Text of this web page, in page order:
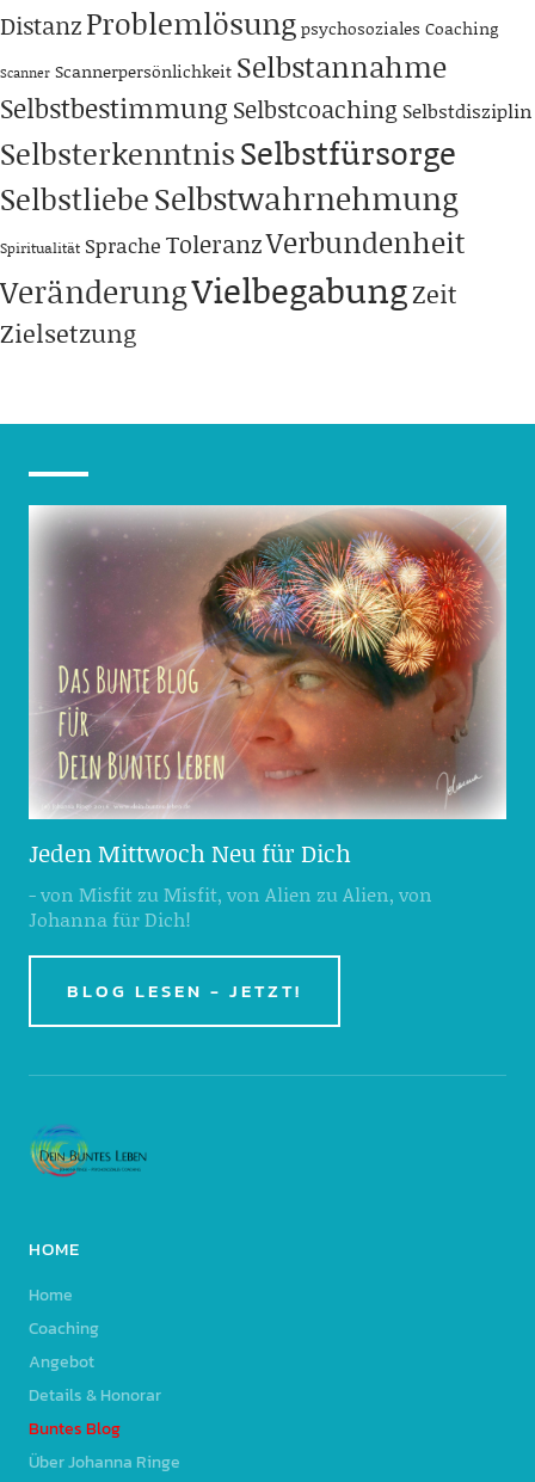
DistanzProblemlösungpsychosoziales Coaching
Scanner Scannerpersönlichkeit Selbstannahme
Selbstbestimmung Selbstcoaching Selbstdisziplin
SelbsterkenntnisSelbstfürsorge
SelbstliebeSelbstwahrnehmung
Spiritualität Sprache ToleranzVerbundenheit
VeränderungVielbegabungZeit
Zielsetzung
Jeden Mittwoch Neu für Dich
- von Misfit zu Misfit, von Alien zu Alien, von
Johanna für Dich!
BLOG LESEN - JETZT!
HOME
Home
Coaching
Angebot
Details & Honorar
Buntes Blog
Über Johanna Ringe